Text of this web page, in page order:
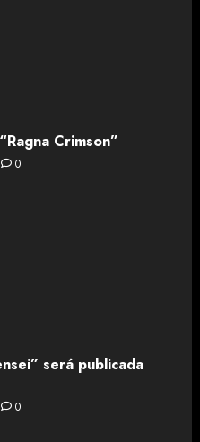
Crimson”
0
será publicada
0